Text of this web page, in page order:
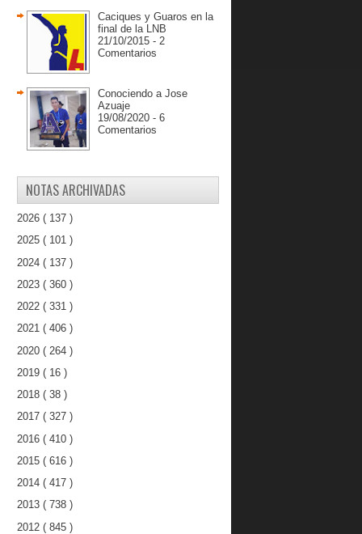
Caciques y Guaros en la
final de la LNB
21/10/2015 - 2
Comentarios
Conociendo a Jose
Azuaje
19/08/2020 - 6
Comentarios
NOTAS ARCHIVADAS
2026 ( 137 )
2025 ( 101 )
2024 ( 137 )
2023 ( 360 )
2022 ( 331 )
2021 ( 406 )
2020 ( 264 )
2019 ( 16 )
2018 ( 38 )
2017 ( 327 )
2016 ( 410 )
2015 ( 616 )
2014 ( 417 )
2013 ( 738 )
2012 ( 845 )